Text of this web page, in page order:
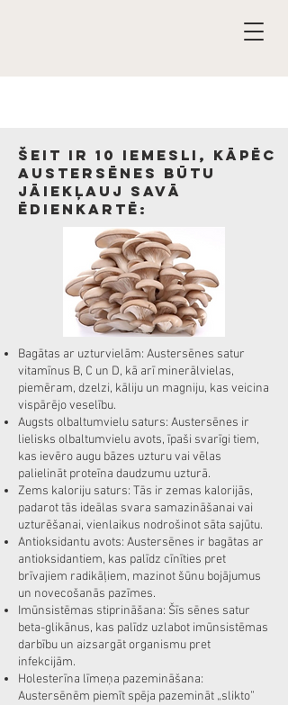
Šeit ir 10 iemesli, kāpēc
austersēnes būtu
jāiekļauj savā
ēdienkartē:
Bagātas ar uzturvielām: Austersēnes satur
vitamīnus B, C un D, kā arī minerālvielas,
piemēram, dzelzi, kāliju un magniju, kas veicina
vispārējo veselību.
Augsts olbaltumvielu saturs: Austersēnes ir
lielisks olbaltumvielu avots, īpaši svarīgi tiem,
kas ievēro augu bāzes uzturu vai vēlas
palielināt proteīna daudzumu uzturā.
Zems kaloriju saturs: Tās ir zemas kalorijās,
padarot tās ideālas svara samazināšanai vai
uzturēšanai, vienlaikus nodrošinot sāta sajūtu.
Antioksidantu avots: Austersēnes ir bagātas ar
antioksidantiem, kas palīdz cīnīties pret
brīvajiem radikāļiem, mazinot šūnu bojājumus
un novecošanās pazīmes.
Imūnsistēmas stiprināšana: Šīs sēnes satur
beta-glikānus, kas palīdz uzlabot imūnsistēmas
darbību un aizsargāt organismu pret
infekcijām.
Holesterīna līmeņa pazemināšana:
Austersēnēm piemīt spēja pazemināt „slikto”